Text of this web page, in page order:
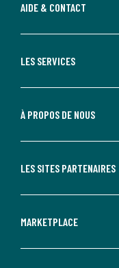
AIDE & CONTACT
LES SERVICES
À PROPOS DE NOUS
LES SITES PARTENAIRES
MARKETPLACE